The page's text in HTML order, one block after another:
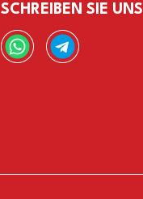
SCHREIBEN SIE UNS